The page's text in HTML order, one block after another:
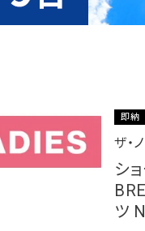
即納
ザ・
シ
ツ